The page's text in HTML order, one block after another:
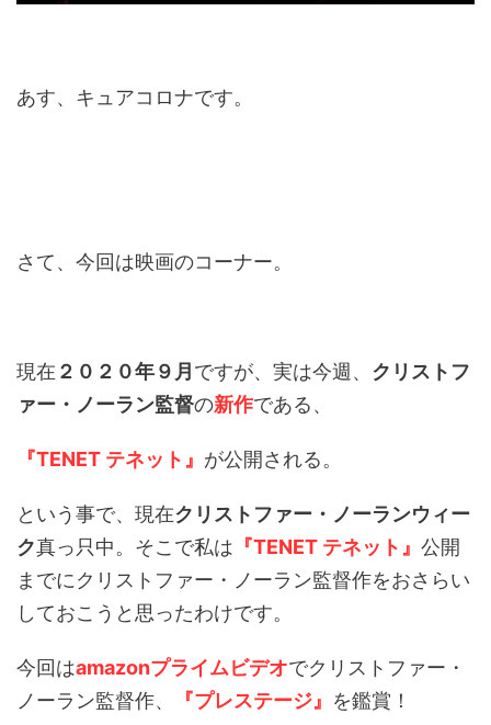
あす、キュアコロナです。
さて、今回は映画のコーナー。
現在 ２０２０年９月 ですが、実は今週、 クリストフ
ァー・ノーラン監督の新作である、
『TENET テネット』 が公開される。
という事で、現在クリストファー・ノーランウィー
ク真っ只中。そこで私は 『TENET テネット』 公開
までにクリストファー・ノーラン監督作をおさらい
しておこうと思ったわけです。
今回はamazonプライムビデオでクリストファー・
ノーラン監督作、
『プレステージ』 を鑑賞！